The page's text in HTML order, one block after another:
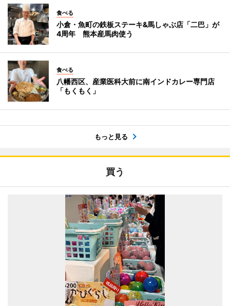
食べる
小倉・魚町の鉄板ステーキ&馬しゃぶ店「二巴」が
4周年 熊本産馬肉使う
食べる
八幡西区、産業医科大前に南インドカレー専門店
「もくもく」
もっと見る
買う